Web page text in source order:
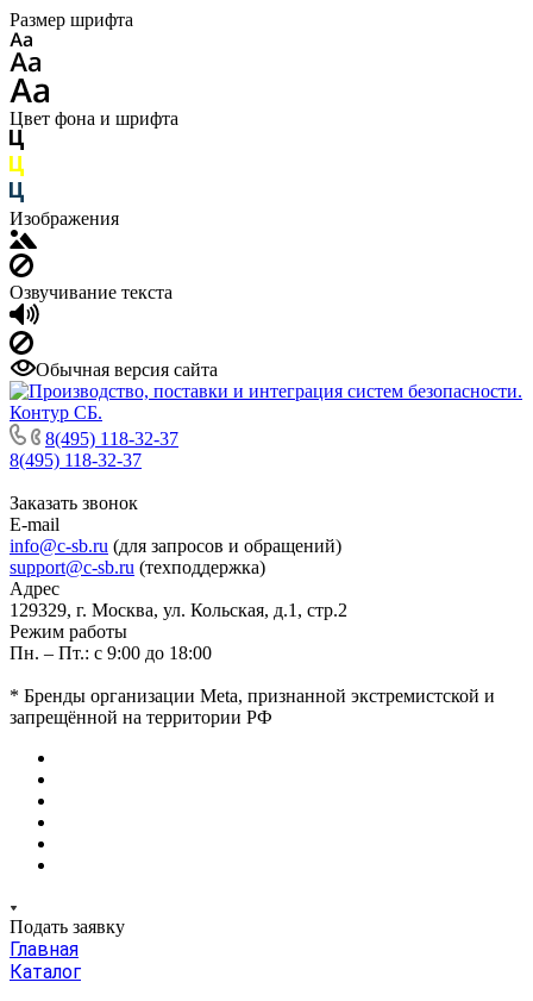
Размер шрифта
Цвет фона и шрифта
Изображения
Озвучивание текста
Обычная версия сайта
8(495) 118-32-37
8(495) 118-32-37
Заказать звонок
E-mail
info@c-sb.ru (для запросов и обращений)
support@c-sb.ru (техподдержка)
Адрес
129329, г. Москва, ул. Кольская, д.1, стр.2
Режим работы
Пн. – Пт.: с 9:00 до 18:00
* Бренды организации Meta, признанной экстремистской и
запрещённой на территории РФ
Подать заявку
Главная
Каталог